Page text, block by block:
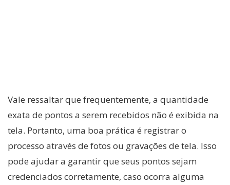
Vale ressaltar que frequentemente, a quantidade
exata de pontos a serem recebidos não é exibida na
tela. Portanto, uma boa prática é registrar o
processo através de fotos ou gravações de tela. Isso
pode ajudar a garantir que seus pontos sejam
credenciados corretamente, caso ocorra alguma